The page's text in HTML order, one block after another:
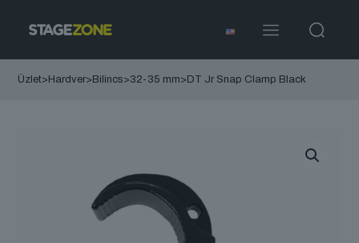
Üzlet> Hardver> Bilincs>32-35 mm> DT Jr Snap Clamp Black